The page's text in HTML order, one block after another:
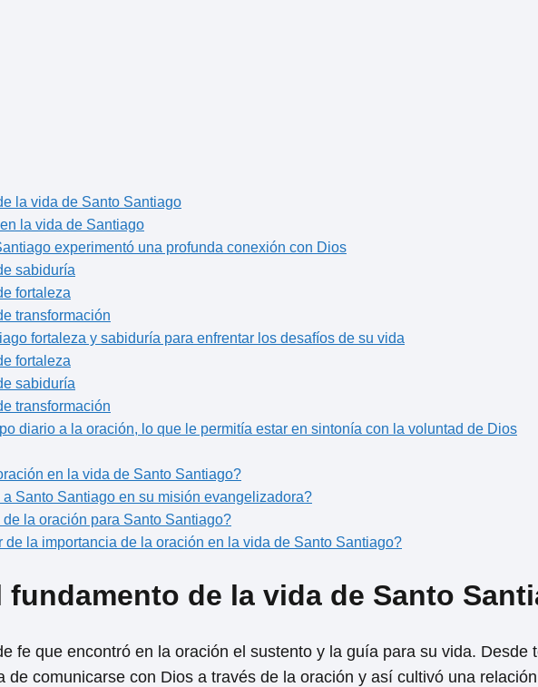
la vida de Santo Santiago
la vida de Santiago
experimentó una profunda conexión con Dios
sabiduría
fortaleza
transformación
fortaleza y sabiduría para enfrentar los desafíos de su vida
fortaleza
sabiduría
transformación
diario a la oración, lo que le permitía estar en sintonía con la voluntad de Dios
en la vida de Santo Santiago?
Santo Santiago en su misión evangelizadora?
la oración para Santo Santiago?
de la importancia de la oración en la vida de Santo Santiago?
de la vida de Santo
fe que encontró en la oración el sustento y la guía para su vida. Desde
de comunicarse con Dios a través de la oración y así cultivó una